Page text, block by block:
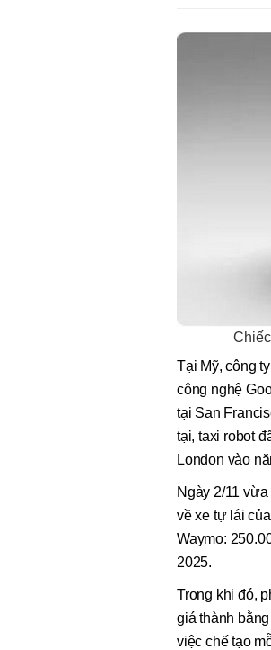
Tại Mỹ, công
công nghệ
tại San
tại, taxi robot
London vào
Ngày 2/11
về xe tự lái
Waymo:
2025.
Trong khi đó,
giá thành
việc chế tạo